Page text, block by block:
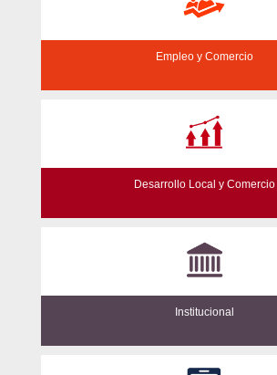
Empleo y Comercio
Desarrollo Local y Comercio
Institucional